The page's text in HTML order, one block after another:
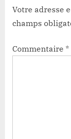
Votre adresse
champs
Commentaire *